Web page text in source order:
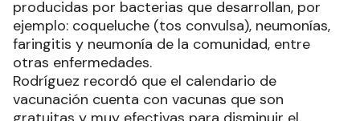
producidas por bacterias que desarrollan, por
ejemplo: coqueluche (tos convulsa), neumonías,
faringitis y neumonía de la comunidad, entre
otras enfermedades.
Rodríguez recordó que el calendario de
vacunación cuenta con vacunas que son